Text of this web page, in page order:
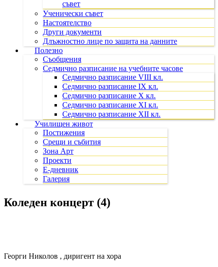
съвет
Ученически съвет
Настоятелство
Други документи
Длъжностно лице по защита на данните
Полезно
Съобщения
Седмично разписание на учебните часове
Седмично разписание VIII кл.
Седмично разписание IX кл.
Седмично разписание X кл.
Седмично разписание XI кл.
Седмично разписание XII кл.
Училищен живот
Постижения
Срещи и събития
Зона Арт
Проекти
Е-дневник
Галерия
Коледен концерт (4)
Георги Николов , диригент на хора